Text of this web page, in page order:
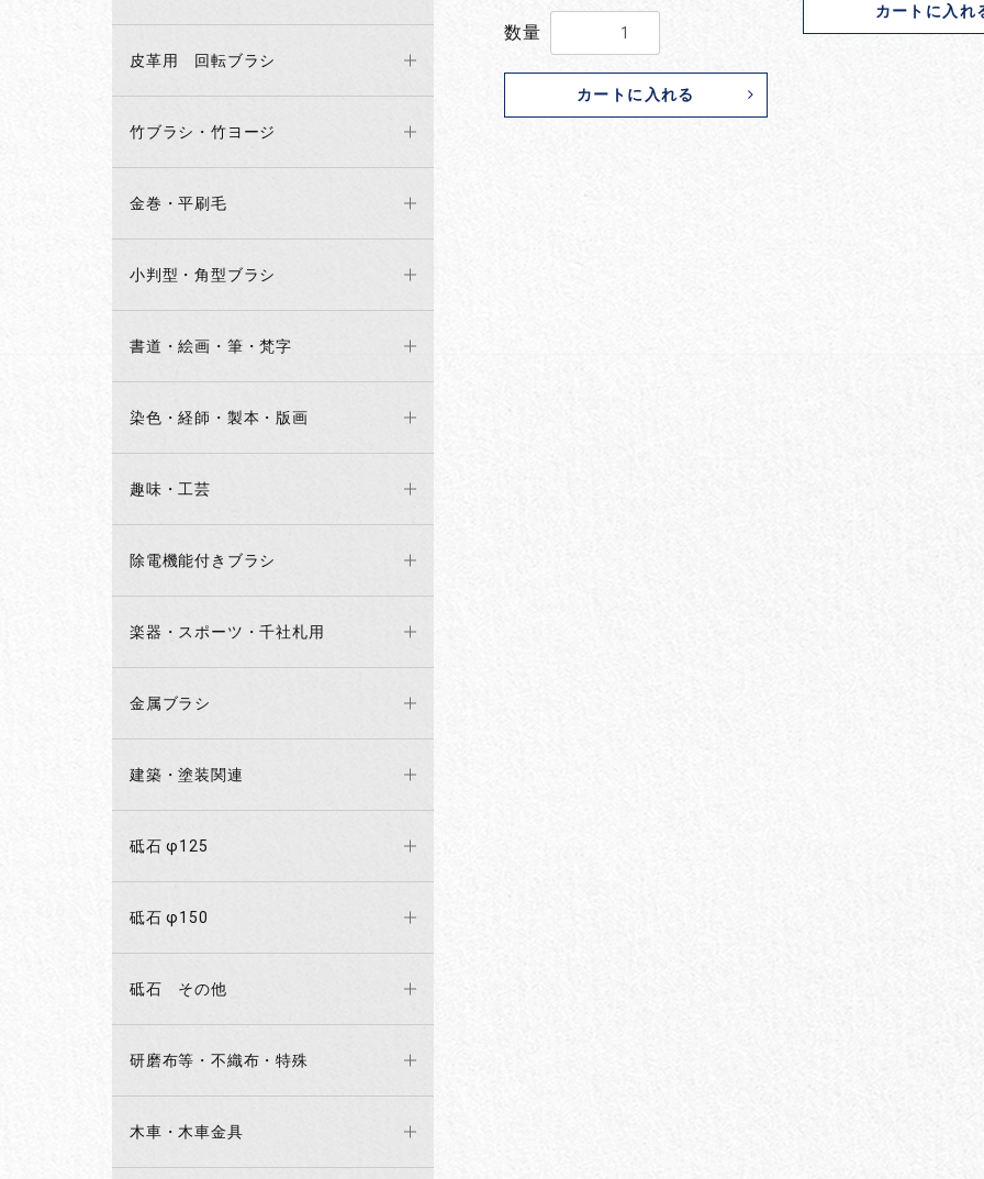
皮革用 回転ブラシ
竹ブラシ・竹ヨージ
金巻・平刷毛
小判型・角型ブラシ
書道・絵画・筆・梵字
染色・経師・製本・版画
趣味・工芸
除電機能付きブラシ
楽器・スポーツ・千社札用
金属ブラシ
建築・塗装関連
砥石 φ125
砥石 φ150
砥石 その他
研磨布等・不織布・特殊
木車・木車金具
数量
カートに入れる
カートに入れ